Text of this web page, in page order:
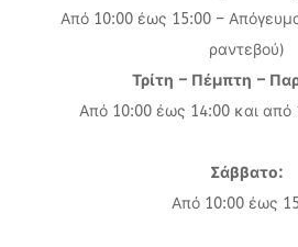
Από 10:00 έως 15:00 –
ραντεβού)
Τρίτη – Πέμπτη –
Από 10:00 έως 14:00 και από
Σάββατο:
Από 10:00 έως